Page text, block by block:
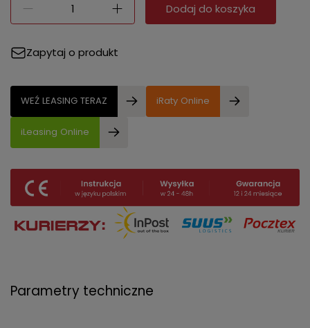
Dodaj do koszyka
Zapytaj o produkt
WEŹ LEASING TERAZ iRaty Online
iLeasing Online
Parametry techniczne